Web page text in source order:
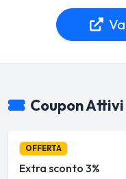
Coupon Attivi
OFFERTA
Extra sconto 3%